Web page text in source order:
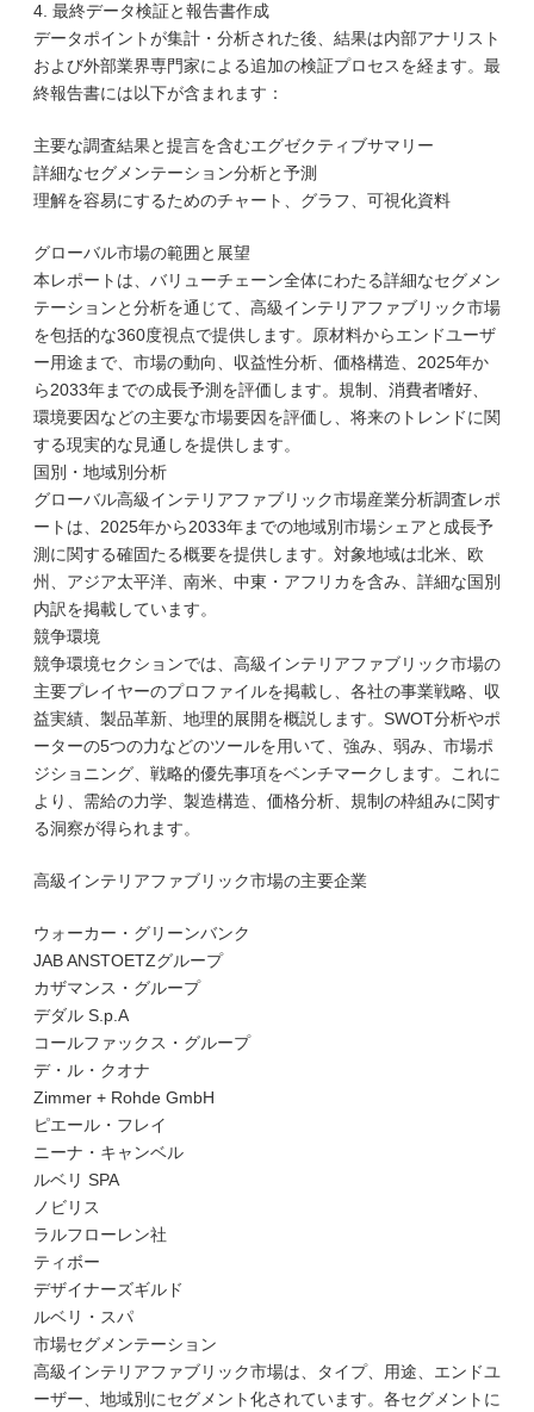
4. 最終データ検証と報告書作成
データポイントが集計・分析された後、結果は内部アナリスト
および外部業界専門家による追加の検証プロセスを経ます。最
終報告書には以下が含まれます：
主要な調査結果と提言を含むエグゼクティブサマリー
詳細なセグメンテーション分析と予測
理解を容易にするためのチャート、グラフ、可視化資料
グローバル市場の範囲と展望
本レポートは、バリューチェーン全体にわたる詳細なセグメン
テーションと分析を通じて、高級インテリアファブリック市場
を包括的な360度視点で提供します。原材料からエンドユーザ
ー用途まで、市場の動向、収益性分析、価格構造、2025年か
ら2033年までの成長予測を評価します。規制、消費者嗜好、
環境要因などの主要な市場要因を評価し、将来のトレンドに関
する現実的な見通しを提供します。
国別・地域別分析
グローバル高級インテリアファブリック市場産業分析調査レポ
ートは、2025年から2033年までの地域別市場シェアと成長予
測に関する確固たる概要を提供します。対象地域は北米、欧
州、アジア太平洋、南米、中東・アフリカを含み、詳細な国別
内訳を掲載しています。
競争環境
競争環境セクションでは、高級インテリアファブリック市場の
主要プレイヤーのプロファイルを掲載し、各社の事業戦略、収
益実績、製品革新、地理的展開を概説します。SWOT分析やポ
ーターの5つの力などのツールを用いて、強み、弱み、市場ポ
ジショニング、戦略的優先事項をベンチマークします。これに
より、需給の力学、製造構造、価格分析、規制の枠組みに関す
る洞察が得られます。
高級インテリアファブリック市場の主要企業
ウォーカー・グリーンバンク
JAB ANSTOETZグループ
カザマンス・グループ
デダル S.p.A
コールファックス・グループ
デ・ル・クオナ
Zimmer + Rohde GmbH
ピエール・フレイ
ニーナ・キャンベル
ルベリ SPA
ノビリス
ラルフローレン社
ティボー
デザイナーズギルド
ルベリ・スパ
市場セグメンテーション
高級インテリアファブリック市場は、タイプ、用途、エンドユ
ーザー、地域別にセグメント化されています。各セグメントに